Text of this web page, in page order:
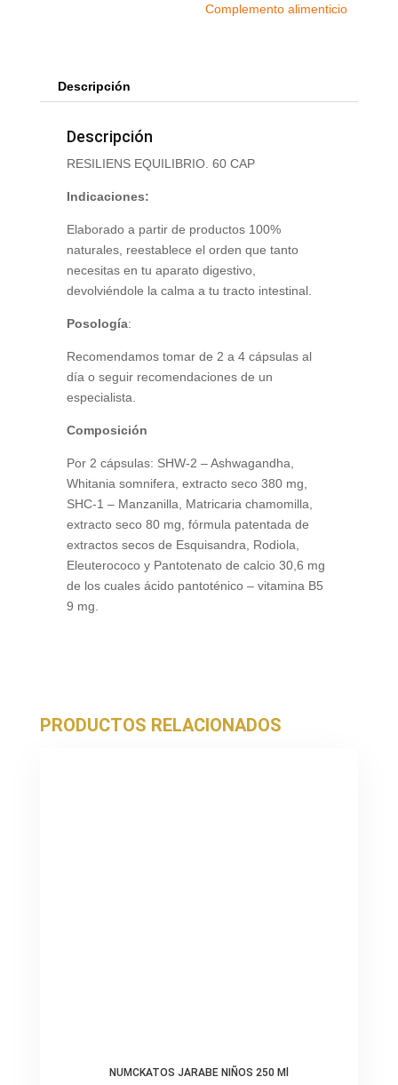
Complemento alimenticio
Descripción
Descripción
RESILIENS EQUILIBRIO. 60 CAP
Indicaciones:
Elaborado a partir de productos 100%
naturales, reestablece el orden que tanto
necesitas en tu aparato digestivo,
devolviéndole la calma a tu tracto intestinal.
Posología:
Recomendamos tomar de 2 a 4 cápsulas al
día o seguir recomendaciones de un
especialista.
Composición
Por 2 cápsulas: SHW-2 – Ashwagandha,
Whitania somnifera, extracto seco 380 mg,
SHC-1 – Manzanilla, Matricaria chamomilla,
extracto seco 80 mg, fórmula patentada de
extractos secos de Esquisandra, Rodiola,
Eleuterococo y Pantotenato de calcio 30,6 mg
de los cuales ácido pantoténico – vitamina B5
9 mg.
PRODUCTOS RELACIONADOS
NUMCKATOS JARABE NIÑOS 250 Ml